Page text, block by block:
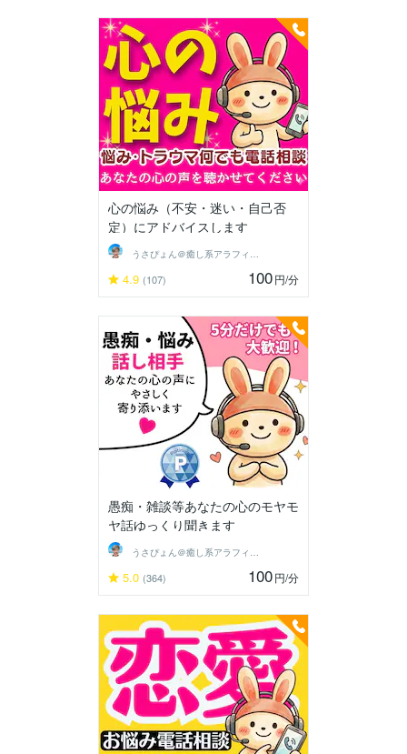
心の悩み（不安・迷い・自己否
定）にアドバイスします
うさぴょん＠癒し系アラフィフ心寄り添い人
4.9 (107) 100円/分
愚痴・雑談等あなたの心のモヤモ
ヤ話ゆっくり聞きます
うさぴょん＠癒し系アラフィフ心寄り添い人
5.0 (364) 100円/分